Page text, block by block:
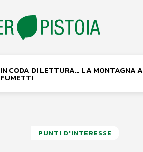
IN CODA DI LETTURA… LA MONTAGNA A
FUMETTI
PUNTI D'INTERESSE